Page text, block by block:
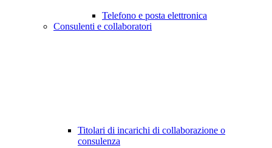
Telefono e posta elettronica
Consulenti e collaboratori
Titolari di incarichi di collaborazione o
consulenza